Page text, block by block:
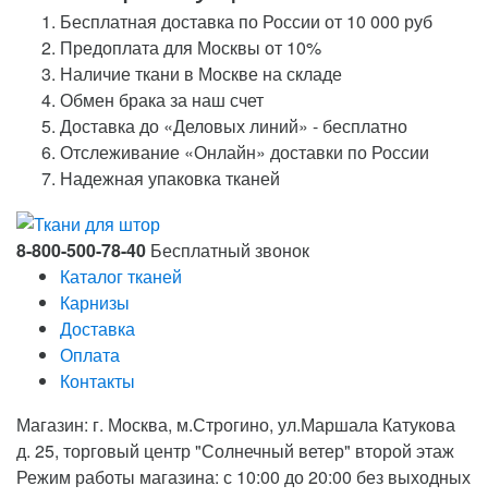
Бесплатная доставка по России от 10 000 руб
Предоплата для Москвы от 10%
Наличие ткани в Москве на складе
Обмен брака за наш счет
Доставка до «Деловых линий» - бесплатно
Отслеживание «Онлайн» доставки по России
Надежная упаковка тканей
8-800-500-78-40 Бесплатный звонок
Каталог тканей
Карнизы
Доставка
Оплата
Контакты
Магазин: г. Москва, м.Строгино, ул.Маршала Катукова
д. 25, торговый центр "Солнечный ветер" второй этаж
Режим работы магазина: с 10:00 до 20:00 без выходных